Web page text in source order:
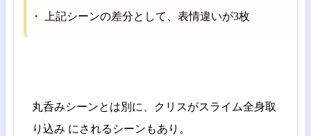
上記シーンの差分として、表情違いが3枚
丸呑みシーンとは別に、クリスがスライム全身取
り込み にされるシーンもあり。